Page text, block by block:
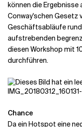
können die
Conway'schen Gesetz
Geschäftsabläufe
aufstrebenden
diesen Workshop mit
durchführen.
Chance
Da ein Hotspot eine